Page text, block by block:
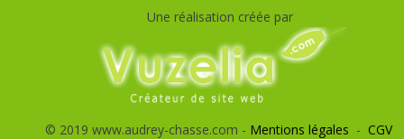
Une réalisation créée par
© 2019 www.audrey-chasse.com - Mentions légales - CGV